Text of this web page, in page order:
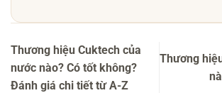
Thương hiệu Cuktech của
nước nào? Có tốt không?
Đánh giá chi tiết từ A-Z
Thương